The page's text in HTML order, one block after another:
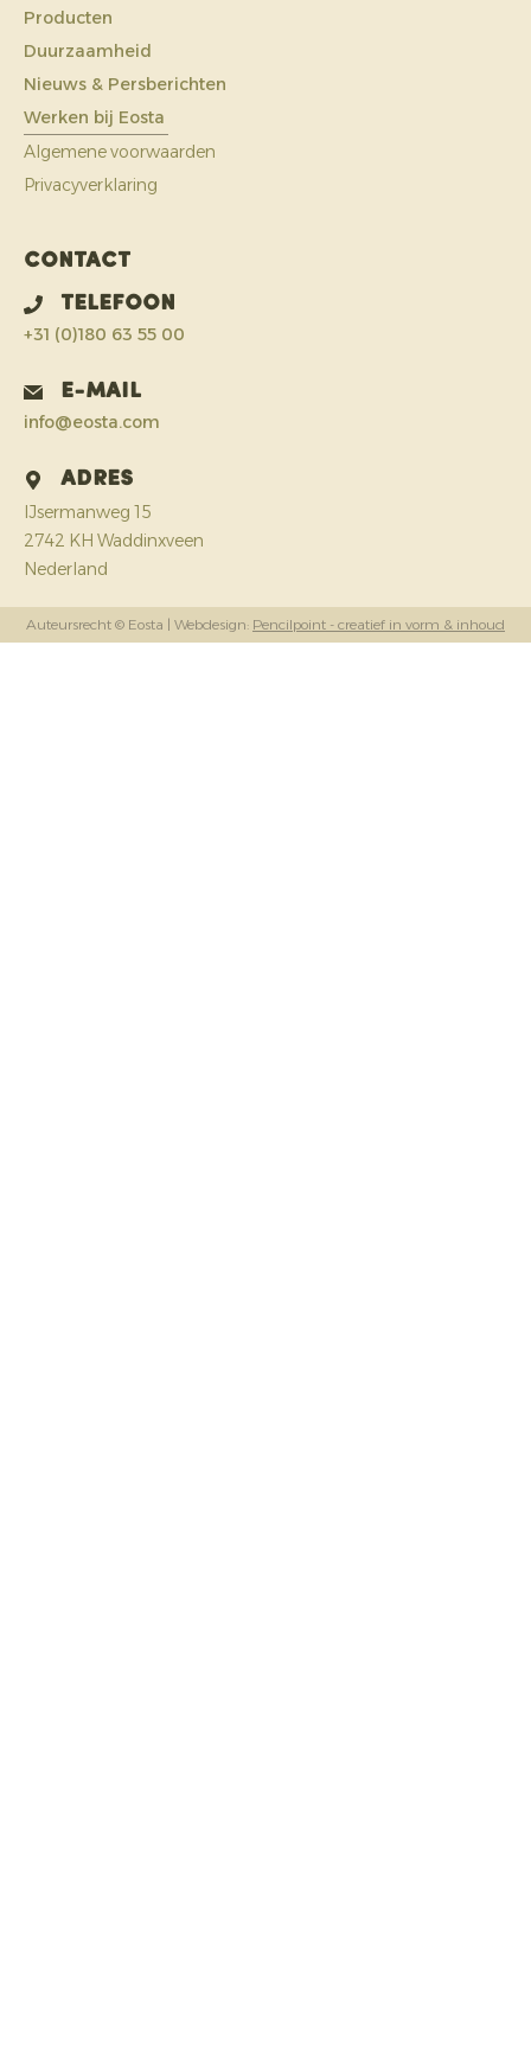
Producten
Duurzaamheid
Nieuws & Persberichten
Werken bij Eosta
Algemene voorwaarden
Privacyverklaring
Contact
Telefoon
+31 (0)180 63 55 00
E-mail
info@eosta.com
Adres
IJsermanweg 15
2742 KH Waddinxveen
Nederland
Auteursrecht © Eosta | Webdesign: Pencilpoint - creatief in vorm & inhoud